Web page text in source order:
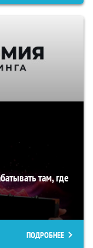
там, где
ПОДРОБНЕЕ